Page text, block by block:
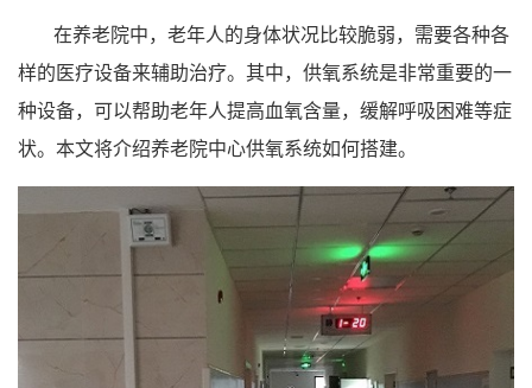
在养老院中，老年人的身体状况比较脆弱，需要各种各
样的医疗设备来辅助治疗。其中，供氧系统是非常重要的一
种设备，可以帮助老年人提高血氧含量，缓解呼吸困难等症
状。本文将介绍养老院中心供氧系统如何搭建。